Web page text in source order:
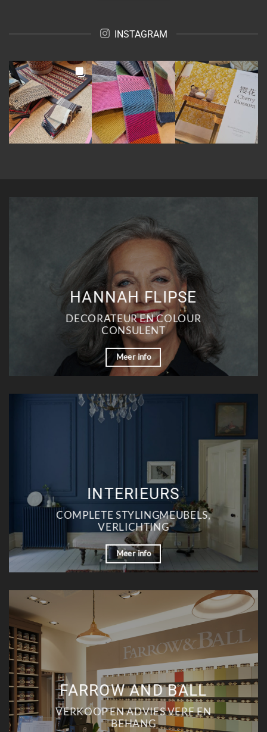
INSTAGRAM
HANNAH FLIPSE
DECORATEUR EN COLOUR
CONSULENT
Meer info
INTERIEURS
COMPLETE STYLINGMEUBELS,
VERLICHTING
Meer info
FARROW AND BALL
VERKOOP EN ADVIES VERF EN
BEHANG